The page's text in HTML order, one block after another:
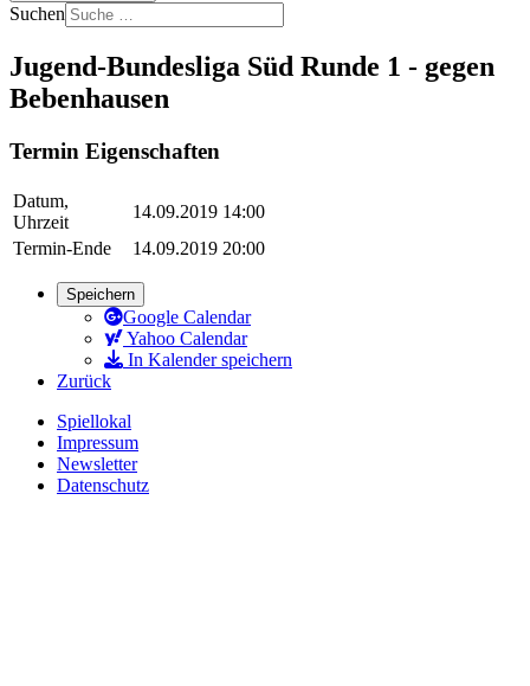
Suchen
Jugend-Bundesliga Süd Runde 1 - gegen
Bebenhausen
Termin Eigenschaften
Datum,
Uhrzeit
14.09.2019 14:00
Termin-Ende
14.09.2019 20:00
Speichern
Google Calendar
Yahoo Calendar
In Kalender speichern
Zurück
Spiellokal
Impressum
Newsletter
Datenschutz